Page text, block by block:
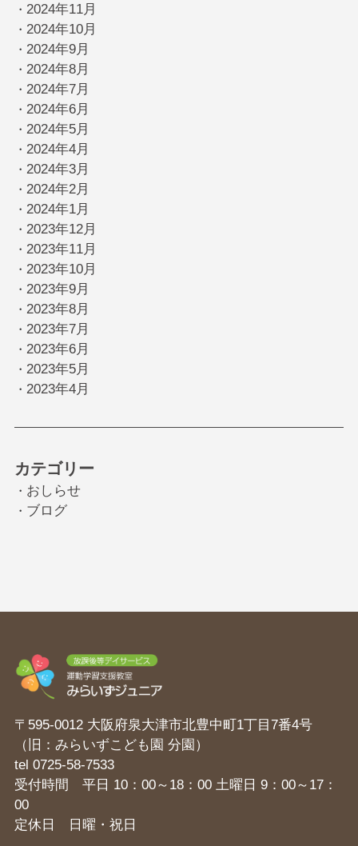
・ 2024年11月
・ 2024年10月
・ 2024年9月
・ 2024年8月
・ 2024年7月
・ 2024年6月
・ 2024年5月
・ 2024年4月
・ 2024年3月
・ 2024年2月
・ 2024年1月
・ 2023年12月
・ 2023年11月
・ 2023年10月
・ 2023年9月
・ 2023年8月
・ 2023年7月
・ 2023年6月
・ 2023年5月
・ 2023年4月
カテゴリー
・ おしらせ
・ ブログ
〒595-0012 大阪府泉大津市北豊中町1丁目7番4号
（旧：みらいずこども園 分園）
tel 0725-58-7533
受付時間 平日 10：00～18：00 土曜日 9：00～17：
00
定休日 日曜・祝日